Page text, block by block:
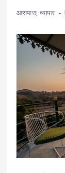
आसपास, व्यापार